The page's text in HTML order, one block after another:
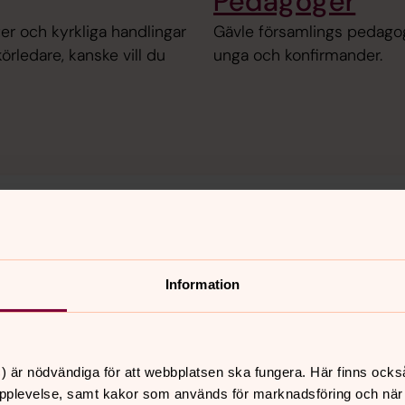
Information
är nödvändiga för att webbplatsen ska fungera. Här finns
samt kakor som används för marknadsföring och
och kyrkliga handlingar
kanske vill du
Gävle församlings
unga och konfirmander.
våra kyrkor och lokaler.
handlingar.
Vill du boka dop, vigsel
verksamheter eller söker
administration? Här